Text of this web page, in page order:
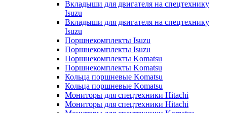
Вкладыши для двигателя на спецтехнику
Isuzu
Вкладыши для двигателя на спецтехнику
Isuzu
Поршнекомплекты Isuzu
Поршнекомплекты Isuzu
Поршнекомплекты Komatsu
Поршнекомплекты Komatsu
Кольца поршневые Komatsu
Кольца поршневые Komatsu
Мониторы для спецтехники Hitachi
Мониторы для спецтехники Hitachi